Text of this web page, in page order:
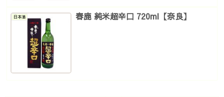
日本酒 春鹿 純米超辛口 720ml【奈良】